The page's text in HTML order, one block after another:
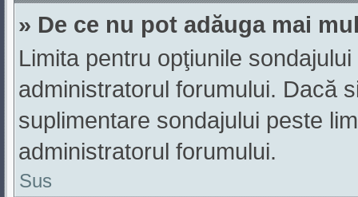
» De ce nu pot adăuga mai
Limita pentru opţiunile
administratorul forumului. Dacă
suplimentare sondajului peste
administratorul forumului.
Sus